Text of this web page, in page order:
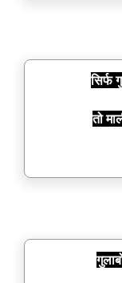
सिर्फ
तो